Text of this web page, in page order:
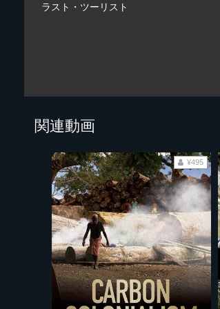
ラスト・ツーリスト
関連動画
¥495